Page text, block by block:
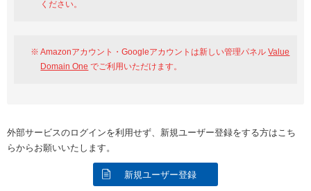
ください。
Amazonアカウント・Googleアカウントは新しい管理パネルValue
Domain One でご利用いただけます。
外部サービスのログインを利用せず、新規ユーザー登録をする方はこち
らからお願いいたします。
新規ユーザー登録